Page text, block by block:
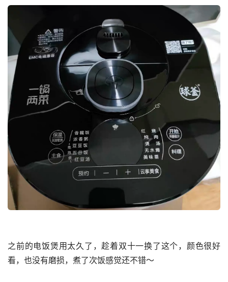
之前的电饭煲用太久了，趁着双十一换了这个，颜色很好
看，也没有磨损，煮了次饭感觉还不错～